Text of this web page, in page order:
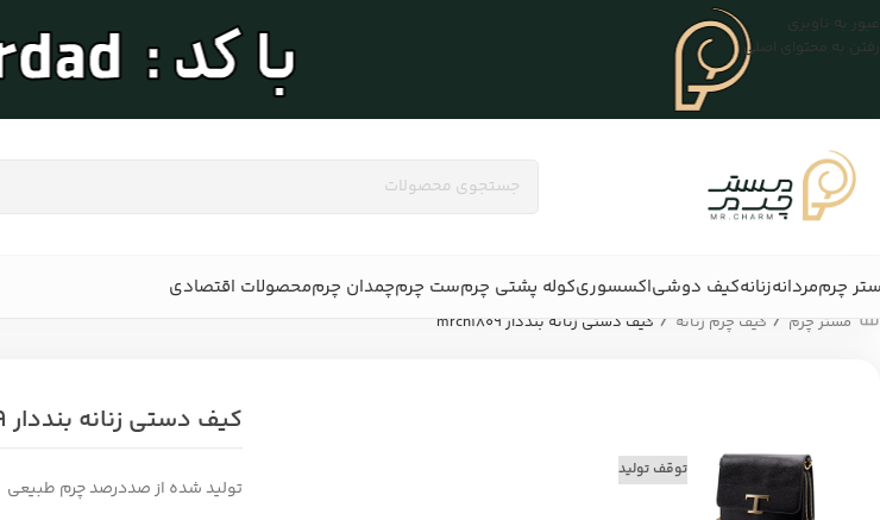
عبور به ناوبری
رفتن به محتوای اصلی
چرممردانهزنانهکیف دوشیاکسسوریکوله پشتی چرمست چرمچمدان چرممحصولات اقتصادی
مستر چرم / کیف چرم زنانه / کیف دستی زنانه بنددار mrch1809
توقف تولید
کیف دستی زنانه بنددار mrch1809
تولید شده از صددرصد چرم طبیعی